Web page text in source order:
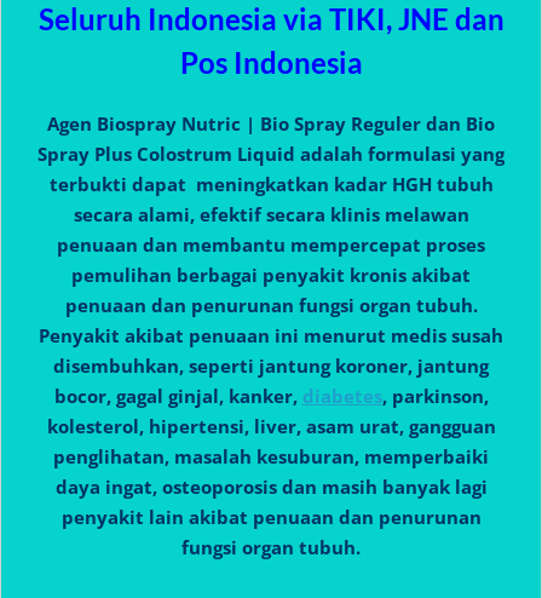
Seluruh Indonesia via TIKI, JNE dan
Pos Indonesia
Agen Biospray Nutric | Bio Spray Reguler dan Bio
Spray Plus Colostrum Liquid adalah formulasi yang
terbukti dapat meningkatkan kadar HGH tubuh
secara alami, efektif secara klinis melawan
penuaan dan membantu mempercepat proses
pemulihan berbagai penyakit kronis akibat
penuaan dan penurunan fungsi organ tubuh.
Penyakit akibat penuaan ini menurut medis susah
disembuhkan, seperti jantung koroner, jantung
bocor, gagal ginjal, kanker, diabetes, parkinson,
kolesterol, hipertensi, liver, asam urat, gangguan
penglihatan, masalah kesuburan, memperbaiki
daya ingat, osteoporosis dan masih banyak lagi
penyakit lain akibat penuaan dan penurunan
fungsi organ tubuh.